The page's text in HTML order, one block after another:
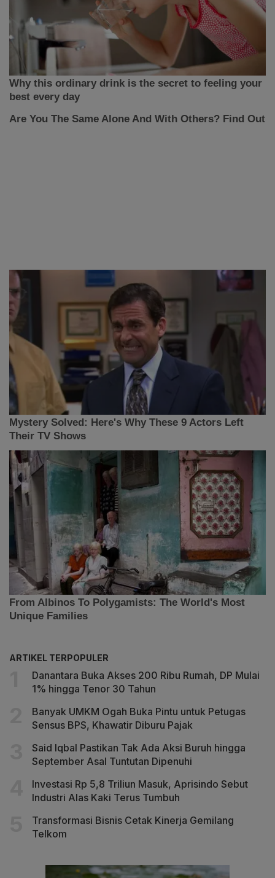
ARTIKEL TERPOPULER
Danantara Buka Akses 200 Ribu Rumah, DP Mulai
1% hingga Tenor 30 Tahun
Banyak UMKM Ogah Buka Pintu untuk Petugas
Sensus BPS, Khawatir Diburu Pajak
Said Iqbal Pastikan Tak Ada Aksi Buruh hingga
September Asal Tuntutan Dipenuhi
Investasi Rp 5,8 Triliun Masuk, Aprisindo Sebut
Industri Alas Kaki Terus Tumbuh
Transformasi Bisnis Cetak Kinerja Gemilang
Telkom